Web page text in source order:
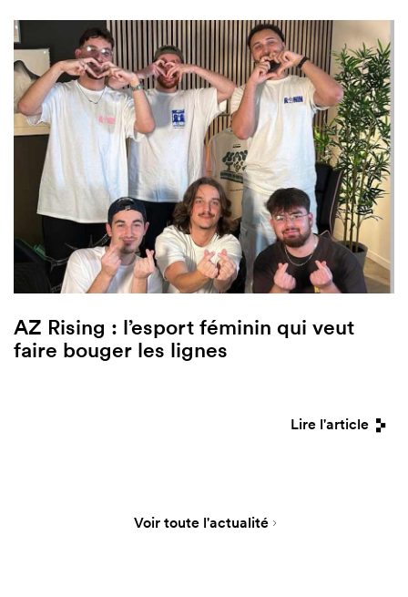
AZ Rising : l’esport féminin qui veut
faire bouger les lignes
Lire l'article
Voir toute l'actualité